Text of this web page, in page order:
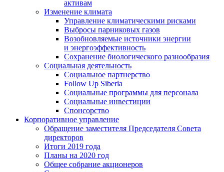
активам
Изменение климата
Управление климатическими рисками
Выбросы парниковых газов
Возобновляемые источники энергии
и энергоэффективность
Сохранение биологического разнообразия
Социальная деятельность
Социальное партнерство
Follow Up Siberia
Социальные программы для персонала
Социальные инвестиции
Спонсорство
Корпоративное управление
Обращение заместителя Председателя Совета
директоров
Итоги 2019 года
Планы на 2020 год
Общее собрание акционеров